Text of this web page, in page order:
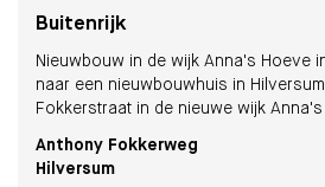
Buitenrijk
Nieuwbouw in de wijk Anna's Hoeve
naar een nieuwbouwhuis in
Fokkerstraat in de nieuwe wijk Anna's
Anthony Fokkerweg
Hilversum